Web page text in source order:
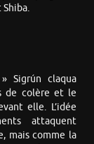
Sigrún claqua
de colère et le
elle. L’idée
attaquent
mais comme la